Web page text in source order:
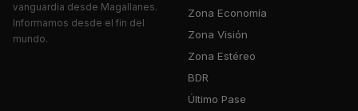
vanguardia desde Magallanes.
Informamos desde el fin del
mundo.
Zona Economía
Zona Visión
Zona Estéreo
BDR
Último Pase